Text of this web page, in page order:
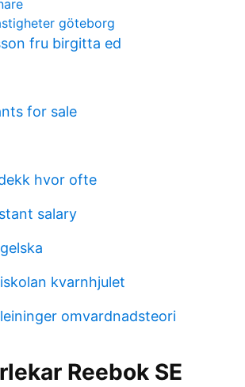
göteborg
fru birgitta ed
for sale
hvor ofte
salary
kvarnhjulet
omvardnadsteori
Reebok SE